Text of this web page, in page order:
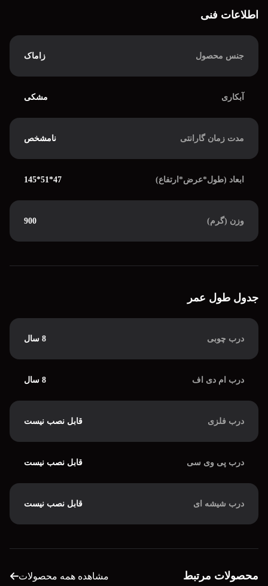
اطلاعات فنی
جنس محصول زاماک
آبکاری مشکی
مدت زمان گارانتی نامشخص
ابعاد (طول*عرض*ارتفاع) 47*51*145
وزن (گرم) 900
جدول طول عمر
درب چوبی 8 سال
درب ام دی اف 8 سال
درب فلزی قابل نصب نیست
درب پی وی سی قابل نصب نیست
درب شیشه ای قابل نصب نیست
محصولات مرتبط مشاهده همه محصولات